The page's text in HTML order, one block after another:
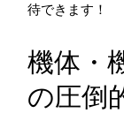
待できます！
機体・
の圧倒